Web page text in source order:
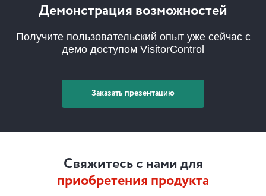
Демонстрация возможностей
Получите пользовательский опыт уже сейчас с
демо доступом VisitorControl
Заказать презентацию
Свяжитесь с нами для
приобретения продукта